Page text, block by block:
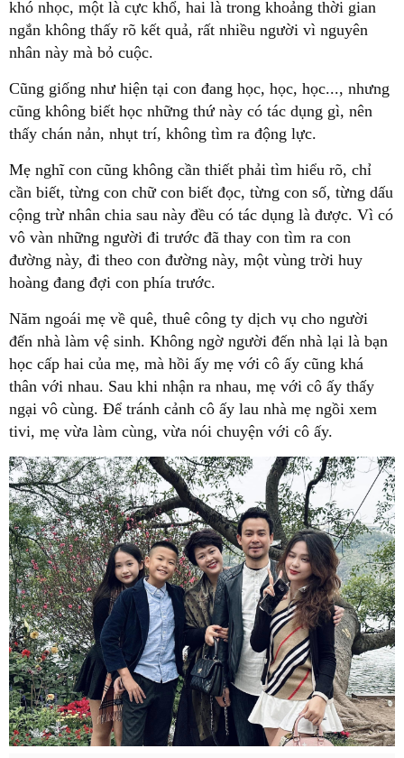
khó nhọc, một là cực khổ, hai là trong khoảng thời gian
ngắn không thấy rõ kết quả, rất nhiều người vì nguyên
nhân này mà bỏ cuộc.
Cũng giống như hiện tại con đang học, học, học..., nhưng
cũng không biết học những thứ này có tác dụng gì, nên
thấy chán nản, nhụt trí, không tìm ra động lực.
Mẹ nghĩ con cũng không cần thiết phải tìm hiểu rõ, chỉ
cần biết, từng con chữ con biết đọc, từng con số, từng dấu
cộng trừ nhân chia sau này đều có tác dụng là được. Vì có
vô vàn những người đi trước đã thay con tìm ra con
đường này, đi theo con đường này, một vùng trời huy
hoàng đang đợi con phía trước.
Năm ngoái mẹ về quê, thuê công ty dịch vụ cho người
đến nhà làm vệ sinh. Không ngờ người đến nhà lại là bạn
học cấp hai của mẹ, mà hồi ấy mẹ với cô ấy cũng khá
thân với nhau. Sau khi nhận ra nhau, mẹ với cô ấy thấy
ngại vô cùng. Để tránh cảnh cô ấy lau nhà mẹ ngồi xem
tivi, mẹ vừa làm cùng, vừa nói chuyện với cô ấy.